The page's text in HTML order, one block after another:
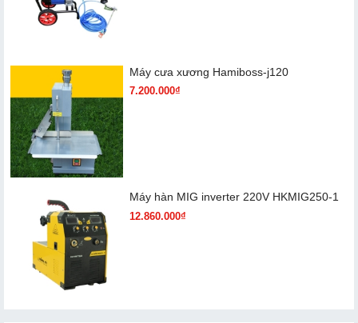
Máy cưa xương Hamiboss-j120
7.200.000₫
Máy hàn MIG inverter 220V HKMIG250-1
12.860.000₫